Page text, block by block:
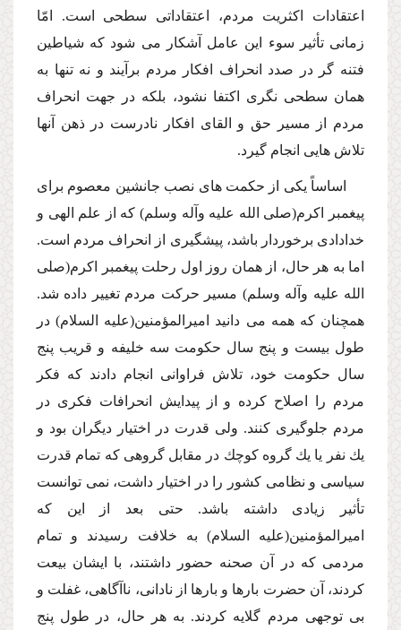
اعتقادات اكثریت مردم، اعتقاداتى سطحى است. امّا
زمانى تأثیر سوء این عامل آشكار مى شود كه شیاطین
فتنه گر در صدد انحراف افكار مردم برآیند و نه تنها به
همان سطحى نگرى اكتفا نشود، بلكه در جهت انحراف
مردم از مسیر حق و القاى افكار نادرست در ذهن آنها
تلاش هایى انجام گیرد.
اساساً یكى از حكمت هاى نصب جانشین معصوم براى
پیغمبر اكرم(صلى الله علیه وآله وسلم) كه از علم الهى و
خدادادى برخوردار باشد، پیشگیرى از انحراف مردم است.
اما به هر حال، از همان روز اول رحلت پیغمبر اكرم(صلى
الله علیه وآله وسلم) مسیر حركت مردم تغییر داده شد.
همچنان كه همه مى دانید امیرالمؤمنین(علیه السلام) در
طول بیست و پنج سال حكومت سه خلیفه و قریب پنج
سال حكومت خود، تلاش فراوانى انجام دادند كه فكر
مردم را اصلاح كرده و از پیدایش انحرافات فكرى در
مردم جلوگیرى كنند. ولى قدرت در اختیار دیگران بود و
یك نفر یا یك گروه كوچك در مقابل گروهى كه تمام قدرت
سیاسى و نظامى كشور را در اختیار داشت، نمى توانست
تأثیر زیادى داشته باشد. حتى بعد از این كه
امیرالمؤمنین(علیه السلام) به خلافت رسیدند و تمام
مردمى كه در آن صحنه حضور داشتند، با ایشان بیعت
كردند، آن حضرت بارها و بارها از نادانى، ناآگاهى، غفلت و
بى توجهى مردم گلایه كردند. به هر حال، در طول پنج